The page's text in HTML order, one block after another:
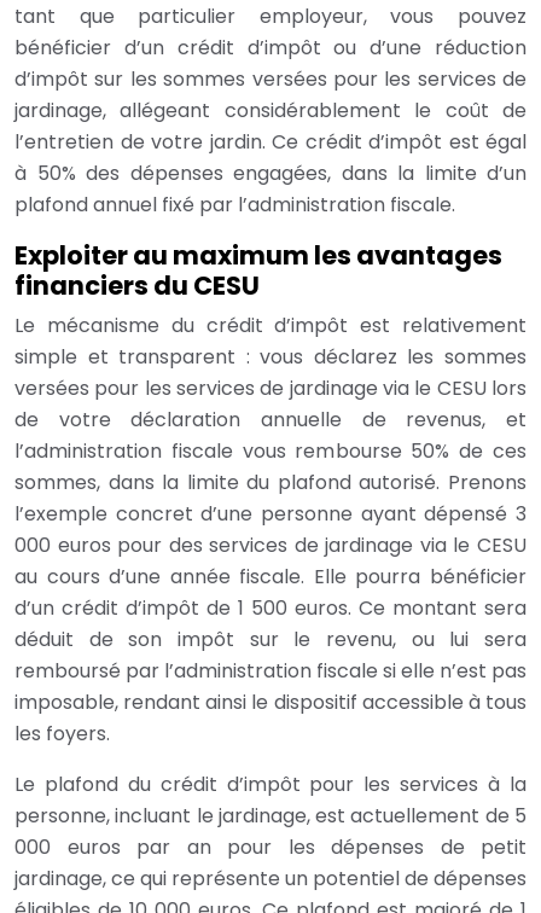
tant que particulier employeur, vous pouvez
bénéficier d’un crédit d’impôt ou d’une réduction
d’impôt sur les sommes versées pour les services de
jardinage, allégeant considérablement le coût de
l’entretien de votre jardin. Ce crédit d’impôt est égal
à 50% des dépenses engagées, dans la limite d’un
plafond annuel fixé par l’administration fiscale.
Exploiter au maximum les avantages
financiers du CESU
Le mécanisme du crédit d’impôt est relativement
simple et transparent : vous déclarez les sommes
versées pour les services de jardinage via le CESU lors
de votre déclaration annuelle de revenus, et
l’administration fiscale vous rembourse 50% de ces
sommes, dans la limite du plafond autorisé. Prenons
l’exemple concret d’une personne ayant dépensé 3
000 euros pour des services de jardinage via le CESU
au cours d’une année fiscale. Elle pourra bénéficier
d’un crédit d’impôt de 1 500 euros. Ce montant sera
déduit de son impôt sur le revenu, ou lui sera
remboursé par l’administration fiscale si elle n’est pas
imposable, rendant ainsi le dispositif accessible à tous
les foyers.
Le plafond du crédit d’impôt pour les services à la
personne, incluant le jardinage, est actuellement de 5
000 euros par an pour les dépenses de petit
jardinage, ce qui représente un potentiel de dépenses